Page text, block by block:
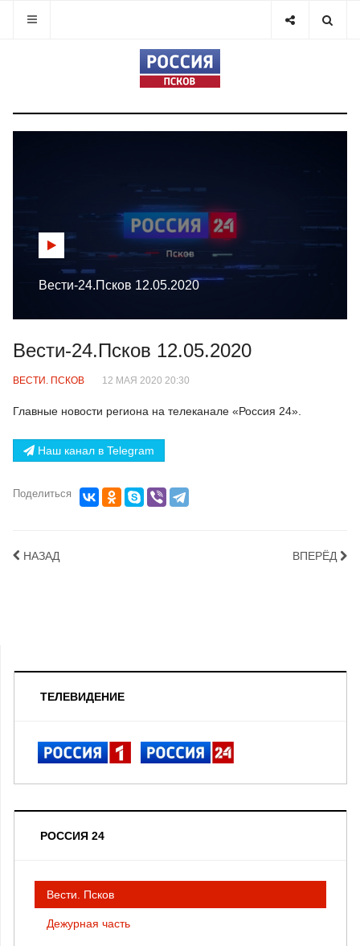
Вести-24.Псков 12.05.2020
Вести-24.Псков 12.05.2020
ВЕСТИ. ПСКОВ 12 МАЯ 2020 20:30
Главные новости региона на телеканале «Россия 24».
Наш канал в Telegram
Поделиться
НАЗАД ВПЕРЁД
ТЕЛЕВИДЕНИЕ
РОССИЯ 24
Вести. Псков
Дежурная часть